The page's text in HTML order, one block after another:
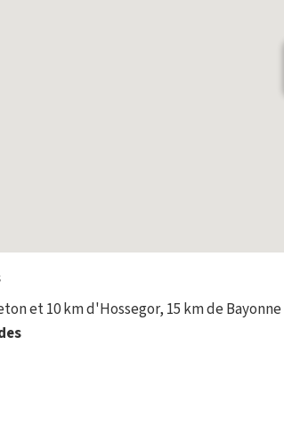
et 10 km d'Hossegor, 15 km de